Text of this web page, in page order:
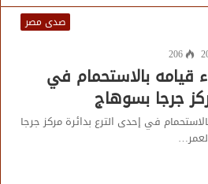
صدى مصر
206
قيامه بالاستحمام في
جرجا بسوهاج
في إحدى الترع بدائرة مركز جرجا